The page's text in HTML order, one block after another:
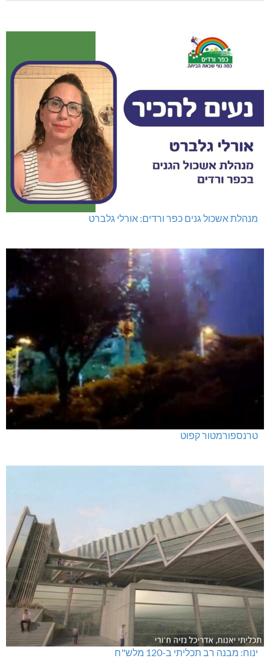
מנהלת אשכול גנים כפר ורדים: אורלי גלברט
טרנספורמטור קפוט
ינוח: מבנה רב תכליתי ב-120 מלש"ח